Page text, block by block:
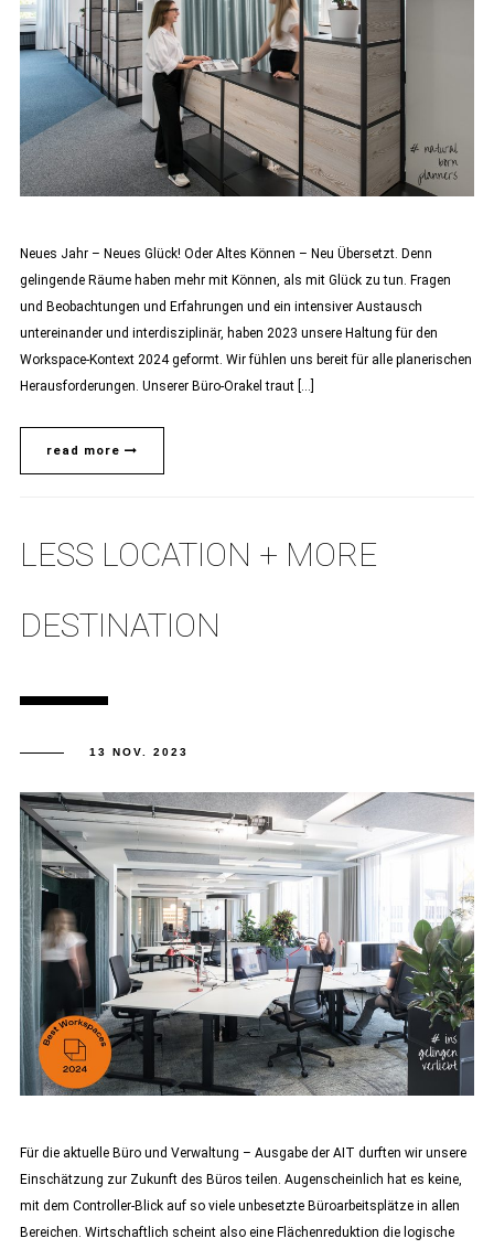
Neues Jahr – Neues Glück! Oder Altes Können – Neu Übersetzt. Denn
gelingende Räume haben mehr mit Können, als mit Glück zu tun. Fragen
und Beobachtungen und Erfahrungen und ein intensiver Austausch
untereinander und interdisziplinär, haben 2023 unsere Haltung für den
Workspace-Kontext 2024 geformt. Wir fühlen uns bereit für alle planerischen
Herausforderungen. Unserer Büro-Orakel traut […]
read more
LESS LOCATION + MORE
13 NOV. 2023
Für die aktuelle Büro und Verwaltung – Ausgabe der AIT durften wir unsere
Einschätzung zur Zukunft des Büros teilen. Augenscheinlich hat es keine,
mit dem Controller-Blick auf so viele unbesetzte Büroarbeitsplätze in allen
Bereichen. Wirtschaftlich scheint also eine Flächenreduktion die logische